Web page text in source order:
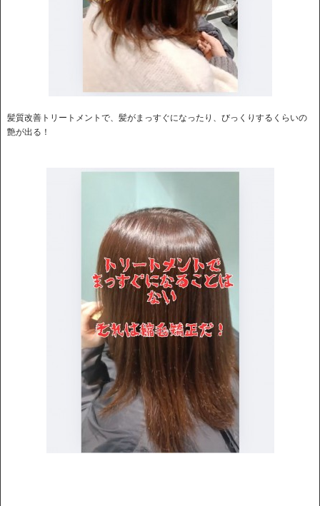
髪質改善トリートメントで、髪がまっすぐになったり、びっくりするくらいの
艶が出る！